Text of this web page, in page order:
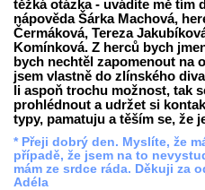
těžká otázka - uvádíte mě tím
nápověda Šárka Machová,
Čermáková, Tereza
Komínková. Z herců bych
bych nechtěl zapomenout na
jsem vlastně do zlínského
li aspoň trochu možnost, tak
prohlédnout a udržet si
typy, pamatuju a těším se, že
* Přeji dobrý den. Myslíte, že
případě, že jsem na to
mám ze srdce ráda. Děkuji za
Adéla